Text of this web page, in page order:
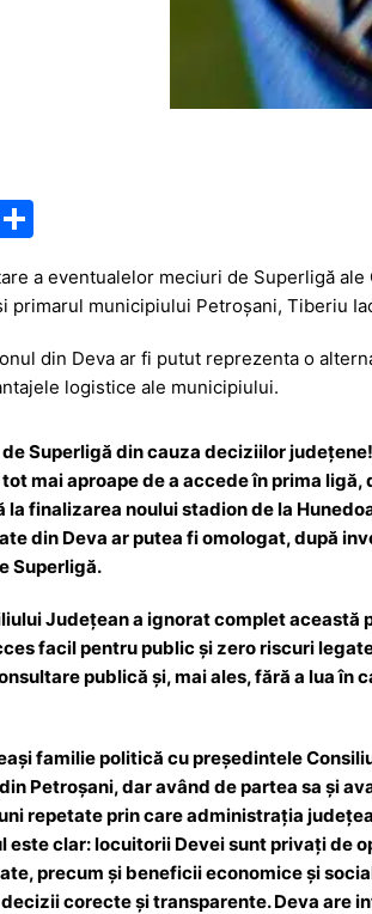
P
ta
a
z
ă
a eventualelor meciuri de Superligă ale
primarul municipiului Petroșani, Tiberiu
din Devaar fi putut reprezenta o
logistice ale municipiului.
Superligă din cauza deciziilor județene!
mai aproape de a accede în prima
la finalizarea noului stadion de la
din Deva ar putea fi omologat, după
Superligă.
Județean a ignorat complet
facil pentru public și zero riscuri
publică și, mai ales, fără a lua în
familie politică cu președintele
Petroșani, dar având de partea sa și
repetate prin care administrația
este clar: locuitorii Devei sunt privați de
precum și beneficii economice și
corecte și transparente. Deva are